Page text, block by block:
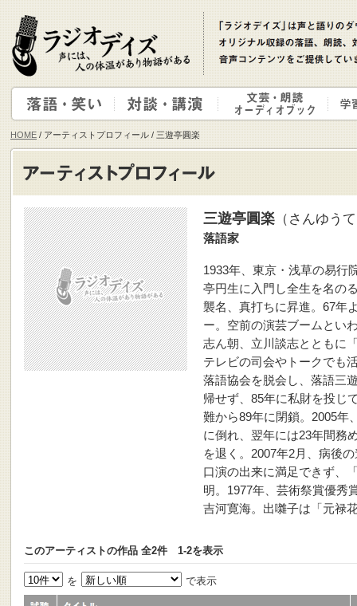
HOME / アーティストプロフィール / 三遊亭圓楽
三遊亭圓楽（さんゆう
落語家
1933年、東京・浅草の易行
亭円生に入門し全生を名の
襲名、真打ちに昇進。67年
ー。空前の演芸ブームとい
志ん朝、立川談志とともに
テレビの司会やトークでも
落語協会を脱会し、落語三
帰せず、85年に私財を投じ
難から89年に閉鎖。2005年
に倒れ、翌年には23年間務
を退く。2007年2月、病後
口演の出来に満足できず、
明。1977年、芸術祭賞優秀
吉河寛海。出囃子は「元禄
このアーティストの作品 全2件 1-2を表示
を で表示